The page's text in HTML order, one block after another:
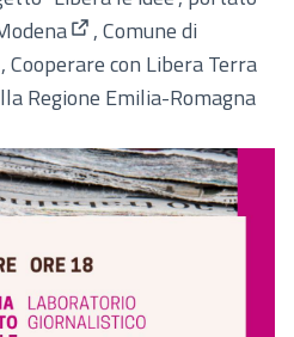
(Collegamento esterno)
,Comune di
esterno)
,Cooperare con Libera Terra
Regione Emilia-Romagna